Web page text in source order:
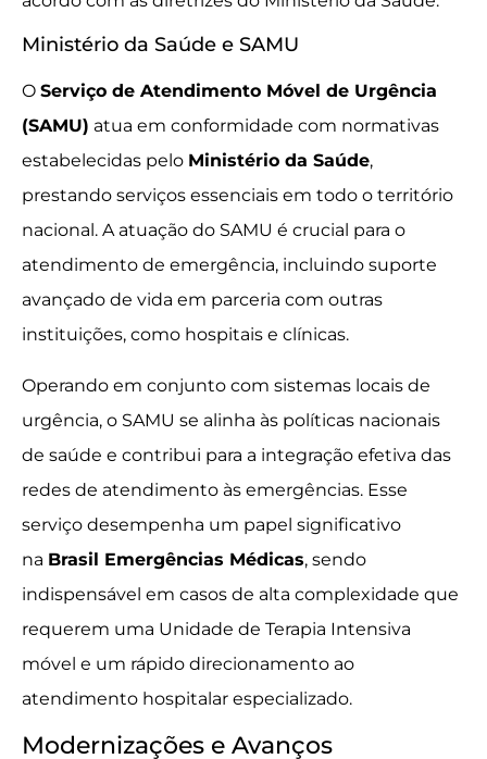
Ministério da Saúde e SAMU
O Serviço de Atendimento Móvel de Urgência
(SAMU) atua em conformidade com normativas
estabelecidas pelo Ministério da Saúde,
prestando serviços essenciais em todo o território
nacional. A atuação do SAMU é crucial para o
atendimento de emergência, incluindo suporte
avançado de vida em parceria com outras
instituições, como hospitais e clínicas.
Operando em conjunto com sistemas locais de
urgência, o SAMU se alinha às políticas nacionais
de saúde e contribui para a integração efetiva das
redes de atendimento às emergências. Esse
serviço desempenha um papel significativo
na Brasil Emergências Médicas, sendo
indispensável em casos de alta complexidade que
requerem uma Unidade de Terapia Intensiva
móvel e um rápido direcionamento ao
atendimento hospitalar especializado.
Modernizações e Avanços